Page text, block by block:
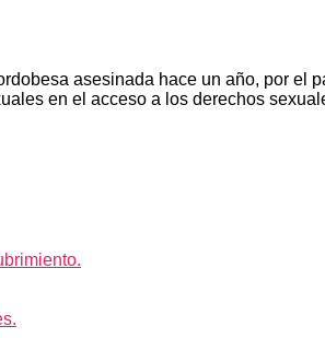
asesinada hace un año, por el
en el acceso a los derechos